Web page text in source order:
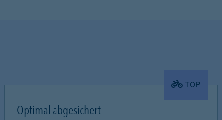
TOP
Optimal abgesichert